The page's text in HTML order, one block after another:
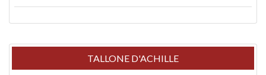
TALLONE D'ACHILLE